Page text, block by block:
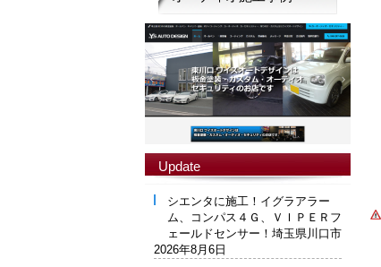
Update
シエンタに施工！イグラアラー
ム、コンパス４Ｇ、ＶＩＰＥＲフ
ェールドセンサー！埼玉県川口市
2026年8月6日